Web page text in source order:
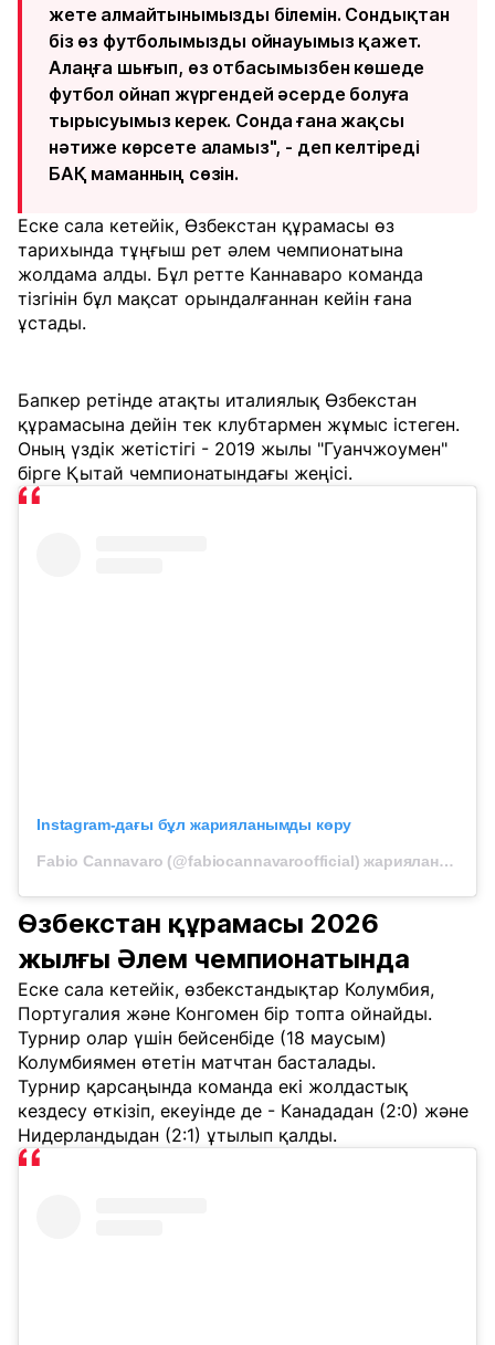
жете алмайтынымызды білемін. Сондықтан
біз өз футболымызды ойнауымыз қажет.
Алаңға шығып, өз отбасымызбен көшеде
футбол ойнап жүргендей әсерде болуға
тырысуымыз керек. Сонда ғана жақсы
нәтиже көрсете аламыз", - деп келтіреді
БАҚ маманның сөзін.
Еске сала кетейік, Өзбекстан құрамасы өз
тарихында тұңғыш рет әлем чемпионатына
жолдама алды. Бұл ретте Каннаваро команда
тізгінін бұл мақсат орындалғаннан кейін ғана
ұстады.
Бапкер ретінде атақты италиялық Өзбекстан
құрамасына дейін тек клубтармен жұмыс істеген.
Оның үздік жетістігі - 2019 жылы "Гуанчжоумен"
бірге Қытай чемпионатындағы жеңісі.
Instagram-дағы бұл жарияланымды көру
Fabio Cannavaro (@fabiocannavaroofficial) жарияланымы
Өзбекстан құрамасы 2026
жылғы Әлем чемпионатында
Еске сала кетейік, өзбекстандықтар Колумбия,
Португалия және Конгомен бір топта ойнайды.
Турнир олар үшін бейсенбіде (18 маусым)
Колумбиямен өтетін матчтан басталады.
Турнир қарсаңында команда екі жолдастық
кездесу өткізіп, екеуінде де - Канададан (2:0) және
Нидерландыдан (2:1) ұтылып қалды.